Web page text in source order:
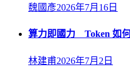
魏國彥2026年7月16日
算力即國力 Token 如
林建甫2026年7月2日